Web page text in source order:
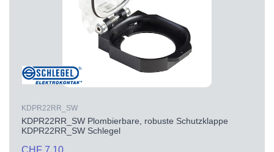
KDPR22RR_SW
KDPR22RR_SW Plombierbare, robuste Schutzklappe
KDPR22RR_SW Schlegel
CHF 7.10